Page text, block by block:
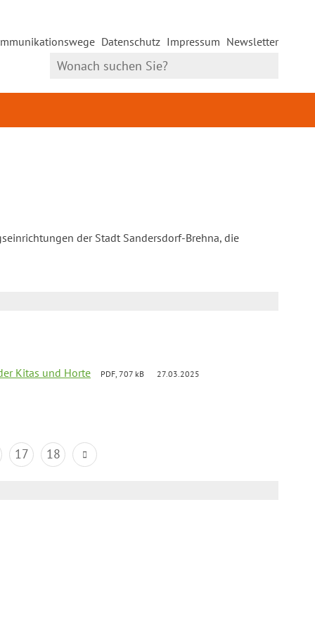
Datenschutz Impressum Newsletter
der Stadt Sandersdorf-Brehna, die
Kitas und Horte PDF, 707 kB 27.03.2025
17 18